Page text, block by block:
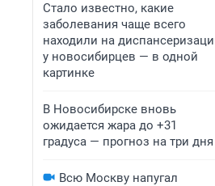
Стало известно, какие
заболевания чаще всего
находили на
у новосибирцев — в одной
картинке
В Новосибирске вновь
ожидается жара до +31
градуса — прогноз на три дня
Всю Москву напугал